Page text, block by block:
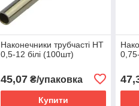
Наконечники трубчасті НТ
0,5-12 білі (100шт)
45,07₴/упаковка
Купити